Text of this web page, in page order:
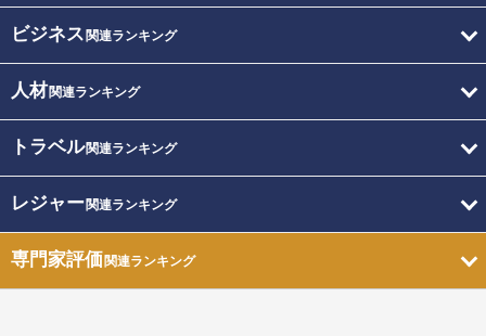
ビジネス 関連ランキング
人材関連ランキング
トラベル関連ランキング
レジャー関連ランキング
専門家評価関連ランキング